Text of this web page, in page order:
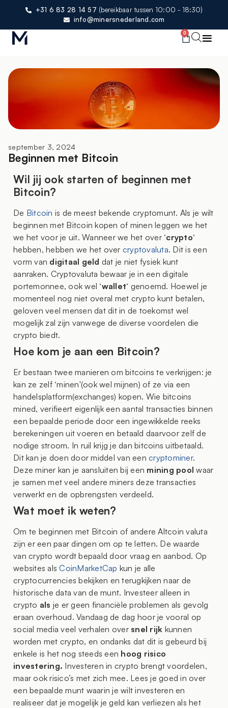
+31 6 83 28 14 57 (bereikbaar tussen 10:00 - 18:30)
info@minersnederland.com
0
september 3, 2024
Beginnen met Bitcoin
Wil jij ook starten of beginnen met
Bitcoin?
De Bitcoin is de meest bekende cryptomunt. Als je wilt
beginnen met Bitcoin kopen of minen leggen we het
we het voor je uit. Wanneer we het over ‘crypto‘
hebben, hebben we het over cryptovaluta. Dit is een
vorm van digitaal geld dat je niet fysiek kunt
aanraken. Cryptovaluta bewaar je in een digitale
portemonnee, ook wel ‘wallet‘ genoemd. Hoewel je
momenteel nog niet overal met crypto kunt betalen,
geloven veel mensen dat dit in de toekomst wel
mogelijk zal zijn vanwege de diverse voordelen die
crypto biedt.
Hoe kom je aan een Bitcoin?
Er bestaan twee manieren om bitcoins te verkrijgen: je
kan ze zelf ‘minen'(ook wel mijnen) of ze via een
handelsplatform(exchanges) kopen. Wie bitcoins
mined, verifieert eigenlijk een aantal transacties binnen
een bepaalde periode door een ingewikkelde reeks
berekeningen uit voeren en betaald daarvoor zelf de
nodige stroom. In ruil krijg je dan bitcoins uitbetaald.
Dit kan je doen door middel van een cryptominer.
Deze miner kan je aansluiten bij een mining pool waar
je samen met veel andere miners deze transacties
verwerkt en de opbrengsten verdeeld.
Wat moet ik weten?
Om te beginnen met Bitcoin of andere Altcoin valuta
zijn er een paar dingen om op te letten. De waarde
van crypto wordt bepaald door vraag en aanbod. Op
websites alsCoinMarketCap kun je alle
cryptocurrencies bekijken en terugkijken naar de
historische data van de munt. Investeer alleen in
crypto als je er geen financiële problemen als gevolg
eraan overhoud. Vandaag de dag hoor je vooral op
social media veel verhalen over snel rijk kunnen
worden met crypto, en ondanks dat dit is gebeurd bij
enkele is het nog steeds een hoog risico
investering. Investeren in crypto brengt voordelen,
maar ook risico’s met zich mee. Lees je goed in over
een bepaalde munt waarin je wilt investeren en
realiseer dat je mogelijk je geld kan verliezen als het